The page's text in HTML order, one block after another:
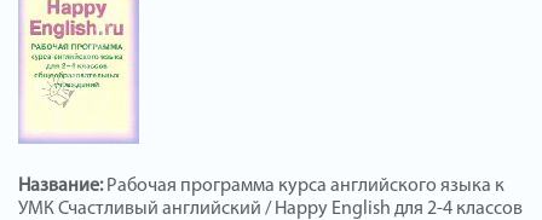
Название:Рабочая программа курса английского языка к
УМК Счастливый английский / Happy English для 2-4 классов